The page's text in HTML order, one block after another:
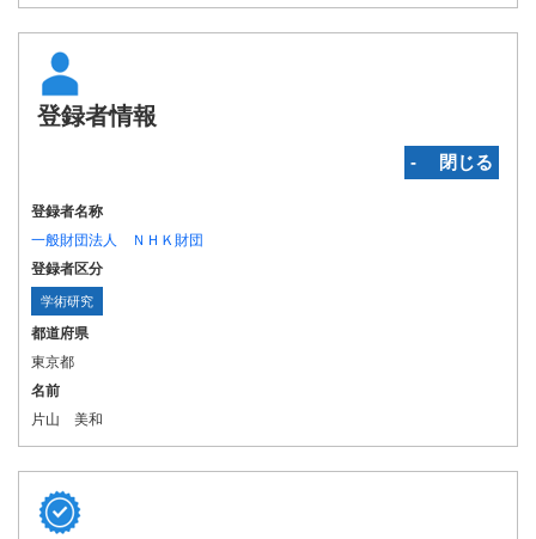
登録者情報
‐ 閉じる
登録者名称
一般財団法人 ＮＨＫ財団
登録者区分
学術研究
都道府県
東京都
名前
片山 美和